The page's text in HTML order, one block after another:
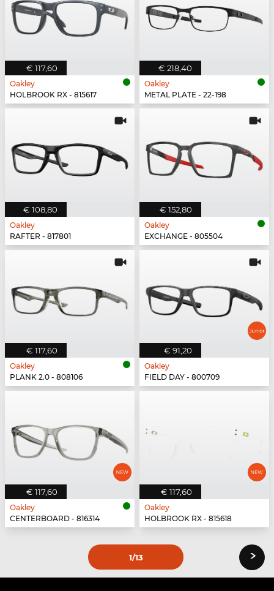
€ 117,60
Oakley
HOLBROOK RX - 815617
€ 218,40
Oakley
METAL PLATE - 22-198
€ 108,80
Oakley
RAFTER - 817801
€ 152,80
Oakley
EXCHANGE - 805504
€ 117,60
Oakley
PLANK 2.0 - 808106
€ 91,20
Oakley
FIELD DAY - 800709
€ 117,60
Oakley
CENTERBOARD - 816314
€ 117,60
Oakley
HOLBROOK RX - 815618
1/13 ›